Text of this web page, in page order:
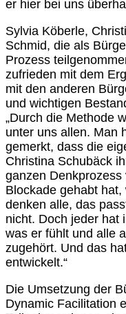
er hier bei uns
Sylvia Köberle,
Schmid, die als
Prozess
zufrieden mit dem
mit den anderen
und wichtigen
„Durch die Methode
unter uns allen. Man
gemerkt, dass die
Christina Schubäck
ganzen
Blockade gehabt
denken alle, das
nicht. Doch jeder hat
was er fühlt und alle
zugehört. Und das
entwickelt.“
Die Umsetzung der
Dynamic Facilitation